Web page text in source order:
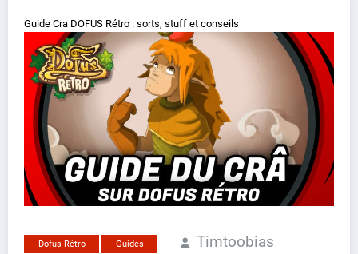
Guide Cra DOFUS Rétro : sorts, stuff et conseils
Dofus Rétro Guides Timtoobias